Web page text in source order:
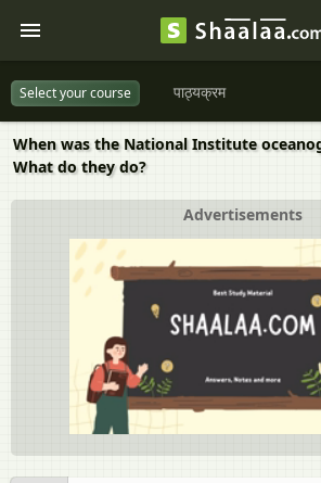
Select your course पाठ्यक्रम
When was the National Institute
What do they do?
Advertisements